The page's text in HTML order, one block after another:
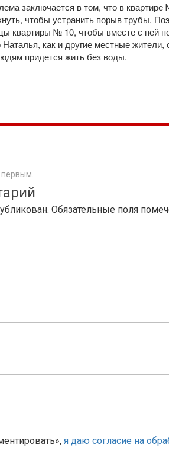
заключается в том, что в квартире
чтобы устранить порыв трубы.
квартиры № 10, чтобы вместе с ней
как и другие местные жители,
придется жить без воды.
Обязательные поля
я даю согласие на